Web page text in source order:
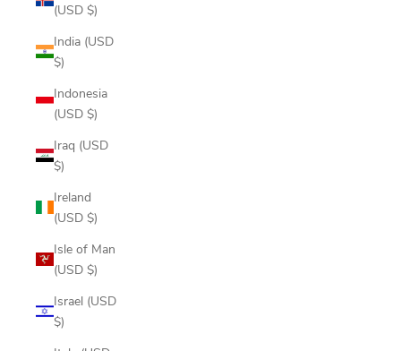
(USD $)
India (USD
$)
Indonesia
(USD $)
Iraq (USD
$)
Ireland
(USD $)
Isle of Man
(USD $)
Israel (USD
$)